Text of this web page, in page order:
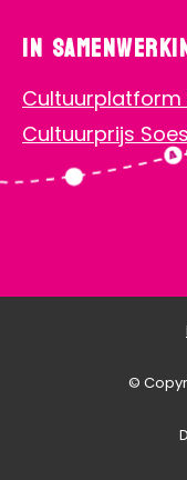
In
Cultuurplatform
Cultuurprijs
©